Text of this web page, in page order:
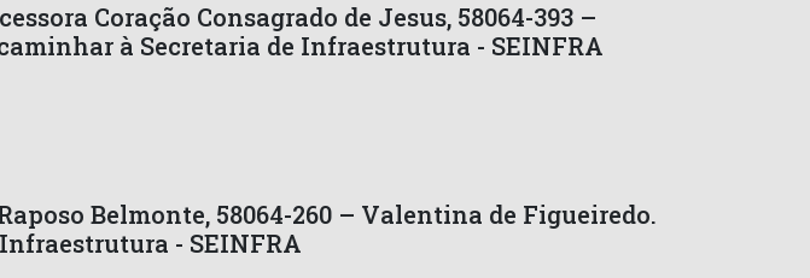
Coração Consagrado de Jesus, 58064-393 –
à Secretaria de Infraestrutura - SEINFRA
Belmonte, 58064-260 – Valentina de Figueiredo.
- SEINFRA